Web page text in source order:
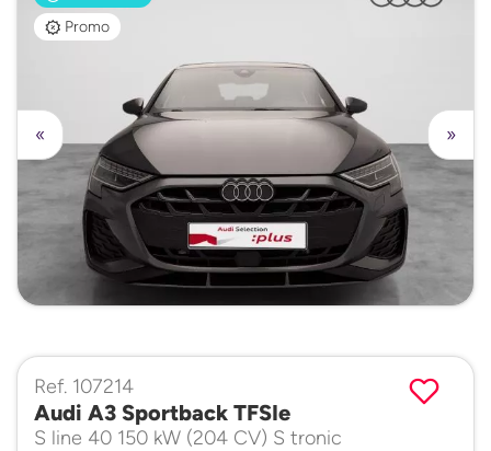
Promo
»
«
Ref. 107214
Audi A3 Sportback TFSIe
S line 40 150 kW (204 CV) S tronic